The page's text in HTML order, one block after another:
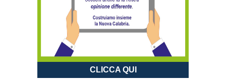
CLICCA QUI